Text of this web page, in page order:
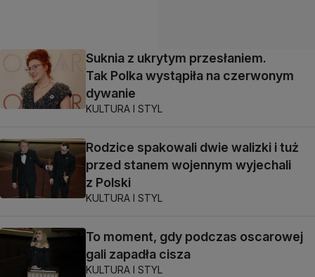
Suknia z ukrytym przesłaniem.
Tak Polka wystąpiła na czerwonym
dywanie
KULTURA I STYL
Rodzice spakowali dwie walizki i tuż
przed stanem wojennym wyjechali
z Polski
KULTURA I STYL
To moment, gdy podczas oscarowej
gali zapadła cisza
KULTURA I STYL